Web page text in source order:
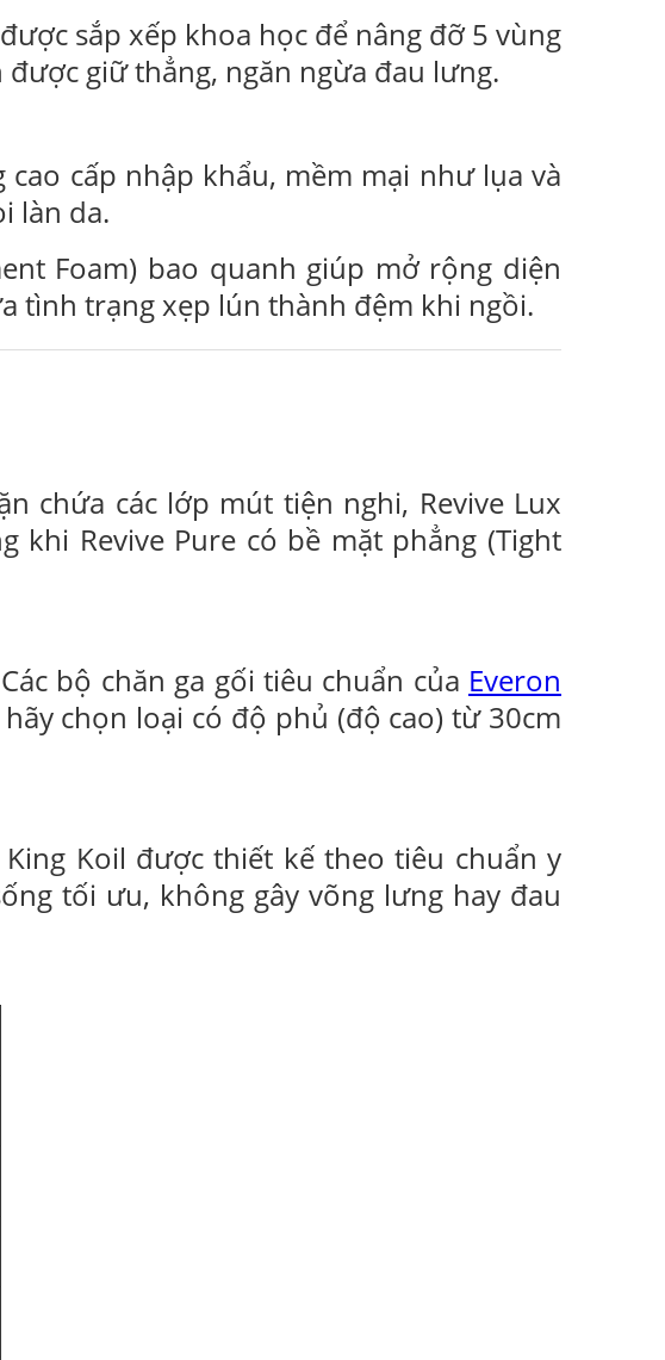
sắp xếp khoa học để nâng đỡ 5 vùng
giữ thẳng, ngăn ngừa đau lưng.
cấp nhập khẩu, mềm mại như lụa và
làn da.
Foam) bao quanh giúp mở rộng diện
tình trạng xẹp lún thành đệm khi ngồi.
chứa các lớp mút tiện nghi, Revive Lux
khi Revive Pure có bề mặt phẳng (Tight
bộ chăn ga gối tiêu chuẩn của Everon
chọn loại có độ phủ (độ cao) từ 30cm
Koil được thiết kế theo tiêu chuẩn y
tối ưu, không gây võng lưng hay đau